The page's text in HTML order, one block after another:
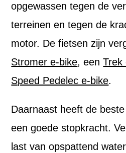
opgewassen tegen de
terreinen en tegen de
motor. De fietsen zijn
Stromer e-bike, eenTrek
Speed Pedelec e-bike.
Daarnaast heeft de
een goede stopkracht.
last van opspattend